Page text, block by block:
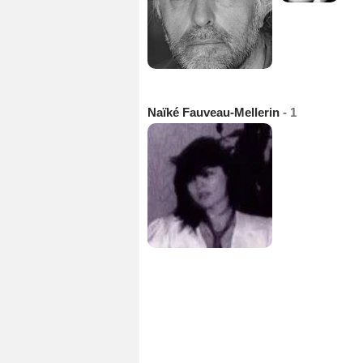
Naïké Fauveau-Mellerin - 1